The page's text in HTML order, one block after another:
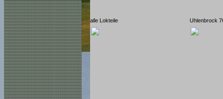
alle Lokteile Uhlenbrock